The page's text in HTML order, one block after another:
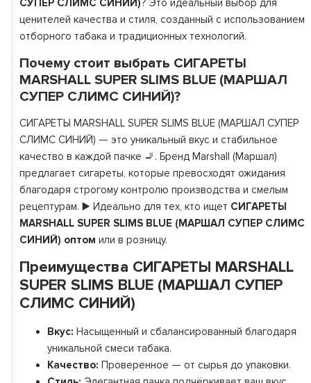
СУПЕР СЛИМС СИНИЙ)? Это идеальный выбор для
ценителей качества и стиля, созданный с использованием
отборного табака и традиционных технологий.
Почему стоит выбрать СИГАРЕТЫ
MARSHALL SUPER SLIMS BLUE (МАРШАЛ
СУПЕР СЛИМС СИНИЙ)?
СИГАРЕТЫ MARSHALL SUPER SLIMS BLUE (МАРШАЛ СУПЕР
СЛИМС СИНИЙ) — это уникальный вкус и стабильное
качество в каждой пачке 🚬. Бренд Marshall (Маршал)
предлагает сигареты, которые превосходят ожидания
благодаря строгому контролю производства и смелым
рецептурам. ▶️ Идеально для тех, кто ищет СИГАРЕТЫ
MARSHALL SUPER SLIMS BLUE (МАРШАЛ СУПЕР СЛИМС
СИНИЙ) оптом или в розницу.
Преимущества СИГАРЕТЫ MARSHALL
SUPER SLIMS BLUE (МАРШАЛ СУПЕР
СЛИМС СИНИЙ)
Вкус: Насыщенный и сбалансированный благодаря
уникальной смеси табака.
Качество: Проверенное — от сырья до упаковки.